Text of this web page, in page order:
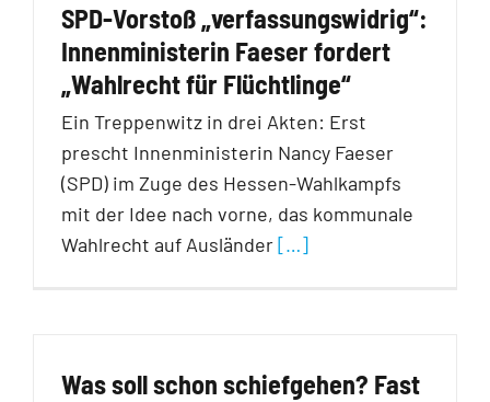
SPD-Vorstoß „verfassungswidrig“:
Innenministerin Faeser fordert
„Wahlrecht für Flüchtlinge“
Ein Treppenwitz in drei Akten: Erst
prescht Innenministerin Nancy Faeser
(SPD) im Zuge des Hessen-Wahlkampfs
mit der Idee nach vorne, das kommunale
Wahlrecht auf Ausländer[…]
Was soll schon schiefgehen? Fast